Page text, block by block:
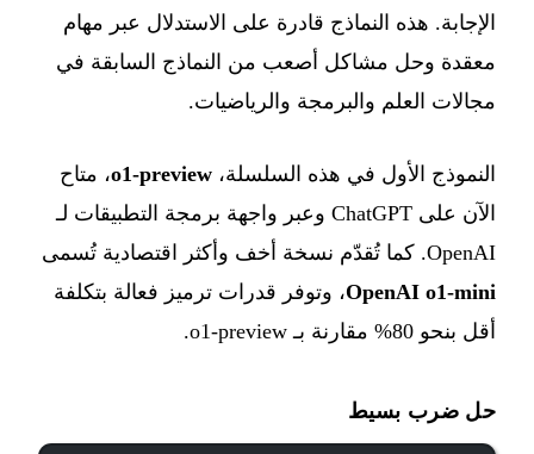
الإجابة. هذه النماذج قادرة على الاستدلال عبر مهام
معقدة وحل مشاكل أصعب من النماذج السابقة في
مجالات العلم والبرمجة والرياضيات.
النموذج الأول في هذه السلسلة، o1-preview، متاح
الآن على ChatGPT وعبر واجهة برمجة التطبيقات لـ
OpenAI. كما تُقدّم نسخة أخف وأكثر اقتصادية تُسمى
OpenAI o1-mini، وتوفر قدرات ترميز فعالة بتكلفة
أقل بنحو 80% مقارنة بـ o1-preview.
حل ضرب بسيط